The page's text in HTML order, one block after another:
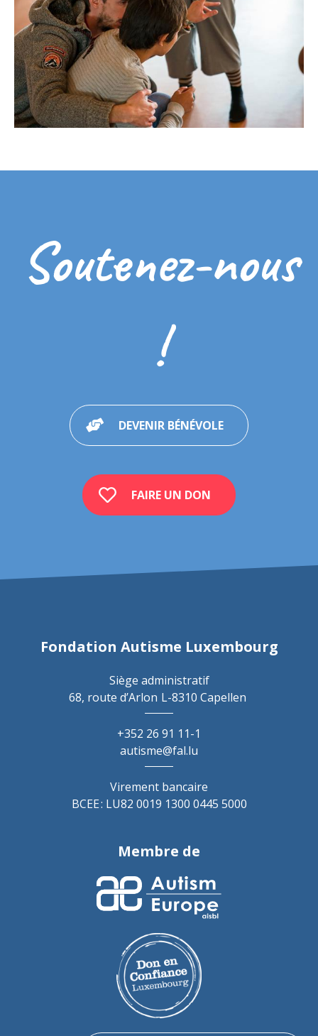
Soutenez-nous
!
DEVENIR BÉNÉVOLE
FAIRE UN DON
Fondation Autisme Luxembourg
Siège administratif
68, route d’Arlon L-8310 Capellen
+352 26 91 11-1
autisme@fal.lu
Virement bancaire
BCEE : LU82 0019 1300 0445 5000
Membre de